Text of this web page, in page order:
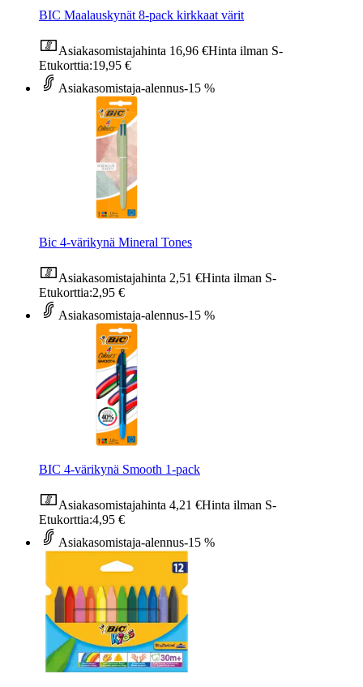
BIC Maalauskynät 8-pack kirkkaat värit
Asiakasomistajahinta 16,96 €Hinta ilman S-
Etukorttia:19,95 €
Asiakasomistaja-alennus-15 %
Bic 4-värikynä Mineral Tones
Asiakasomistajahinta 2,51 €Hinta ilman S-
Etukorttia:2,95 €
Asiakasomistaja-alennus-15 %
BIC 4-värikynä Smooth 1-pack
Asiakasomistajahinta 4,21 €Hinta ilman S-
Etukorttia:4,95 €
Asiakasomistaja-alennus-15 %